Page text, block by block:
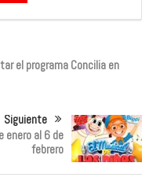
el programa Concilia en
Siguiente
enero al 6 de
febrero